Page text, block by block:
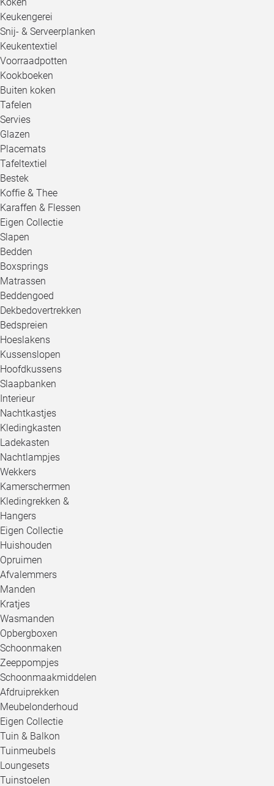
Keukengerei
Snij- & Serveerplanken
Keukentextiel
Voorraadpotten
Kookboeken
Buiten koken
Tafelen
Servies
Glazen
Placemats
Tafeltextiel
Bestek
Koffie & Thee
Karaffen & Flessen
Eigen Collectie
Slapen
Bedden
Boxsprings
Matrassen
Beddengoed
Dekbedovertrekken
Bedspreien
Hoeslakens
Kussenslopen
Hoofdkussens
Slaapbanken
Interieur
Nachtkastjes
Kledingkasten
Ladekasten
Nachtlampjes
Wekkers
Kamerschermen
Kledingrekken &
Hangers
Eigen Collectie
Huishouden
Opruimen
Afvalemmers
Manden
Kratjes
Wasmanden
Opbergboxen
Schoonmaken
Zeeppompjes
Schoonmaakmiddelen
Afdruiprekken
Meubelonderhoud
Eigen Collectie
Tuin & Balkon
Tuinmeubels
Loungesets
Tuinstoelen